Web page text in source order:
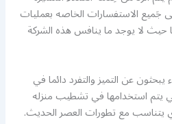
جَميع الاستفسارات الخاصه بعمليات
حيث لا يوجد ما ينافس هذه الشركة
عن التميز والتفرد دائما في
يتم استخدامها في تشطيب منزله
يتناسب مع تطورات العصر الحديث.